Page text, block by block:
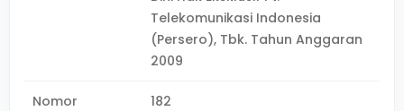
Telekomunikasi Indonesia
(Persero), Tbk. Tahun Anggaran
2009
Nomor 182